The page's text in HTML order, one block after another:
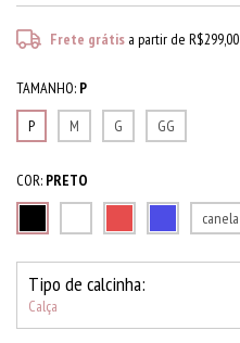
Frete grátis a partir deR$299,00
TAMANHO: P
P
M G GG
COR: PRETO
canela
Tipo de calcinha:
Calça